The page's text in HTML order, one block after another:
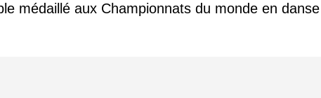
médaillé aux Championnats du monde en danse